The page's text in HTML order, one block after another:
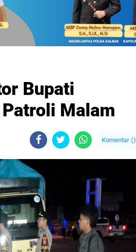
Bupati
Malam
Komentar ()